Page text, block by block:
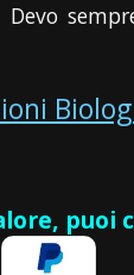
puoi